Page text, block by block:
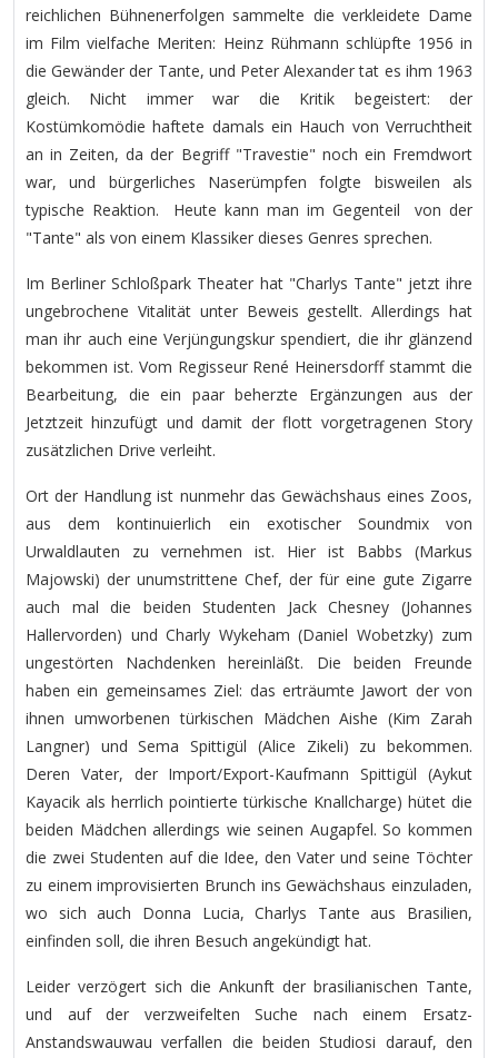
reichlichen Bühnenerfolgen sammelte die verkleidete Dame
im Film vielfache Meriten: Heinz Rühmann schlüpfte 1956 in
die Gewänder der Tante, und Peter Alexander tat es ihm 1963
gleich. Nicht immer war die Kritik begeistert: der
Kostümkomödie haftete damals ein Hauch von Verruchtheit
an in Zeiten, da der Begriff "Travestie" noch ein Fremdwort
war, und bürgerliches Naserümpfen folgte bisweilen als
typische Reaktion. Heute kann man im Gegenteil von der
"Tante" als von einem Klassiker dieses Genres sprechen.
Im Berliner Schloßpark Theater hat "Charlys Tante" jetzt ihre
ungebrochene Vitalität unter Beweis gestellt. Allerdings hat
man ihr auch eine Verjüngungskur spendiert, die ihr glänzend
bekommen ist. Vom Regisseur René Heinersdorff stammt die
Bearbeitung, die ein paar beherzte Ergänzungen aus der
Jetztzeit hinzufügt und damit der flott vorgetragenen Story
zusätzlichen Drive verleiht.
Ort der Handlung ist nunmehr das Gewächshaus eines Zoos,
aus dem kontinuierlich ein exotischer Soundmix von
Urwaldlauten zu vernehmen ist. Hier ist Babbs (Markus
Majowski) der unumstrittene Chef, der für eine gute Zigarre
auch mal die beiden Studenten Jack Chesney (Johannes
Hallervorden) und Charly Wykeham (Daniel Wobetzky) zum
ungestörten Nachdenken hereinläßt. Die beiden Freunde
haben ein gemeinsames Ziel: das erträumte Jawort der von
ihnen umworbenen türkischen Mädchen Aishe (Kim Zarah
Langner) und Sema Spittigül (Alice Zikeli) zu bekommen.
Deren Vater, der Import/Export-Kaufmann Spittigül (Aykut
Kayacik als herrlich pointierte türkische Knallcharge) hütet die
beiden Mädchen allerdings wie seinen Augapfel. So kommen
die zwei Studenten auf die Idee, den Vater und seine Töchter
zu einem improvisierten Brunch ins Gewächshaus einzuladen,
wo sich auch Donna Lucia, Charlys Tante aus Brasilien,
einfinden soll, die ihren Besuch angekündigt hat.
Leider verzögert sich die Ankunft der brasilianischen Tante,
und auf der verzweifelten Suche nach einem Ersatz-
Anstandswauwau verfallen die beiden Studiosi darauf, den